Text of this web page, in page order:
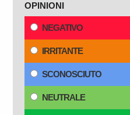
OPINIONI
NEGATIVO
IRRITANTE
SCONOSCIUTO
NEUTRALE